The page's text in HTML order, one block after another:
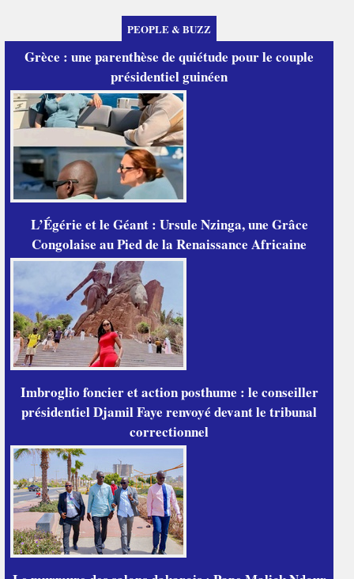
PEOPLE & BUZZ
Grèce : une parenthèse de quiétude pour le couple
présidentiel guinéen
L’Égérie et le Géant : Ursule Nzinga, une Grâce
Congolaise au Pied de la Renaissance Africaine
Imbroglio foncier et action posthume : le conseiller
présidentiel Djamil Faye renvoyé devant le tribunal
correctionnel